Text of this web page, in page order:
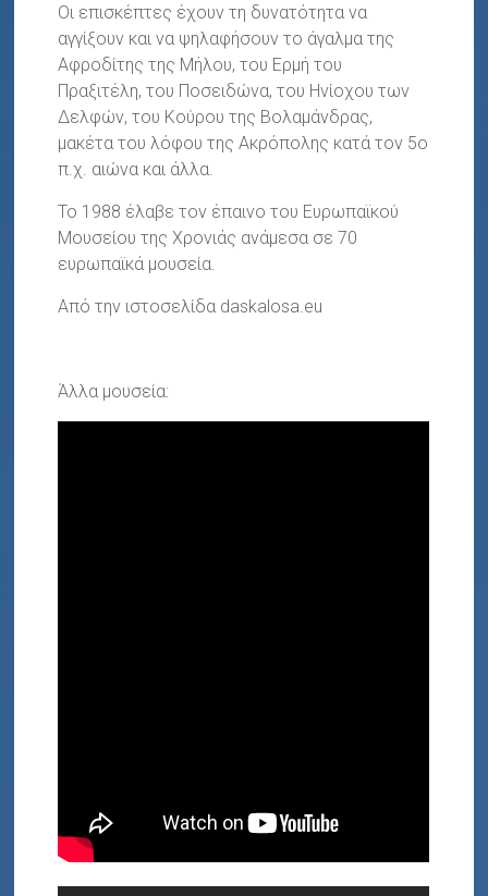
Οι επισκέπτες έχουν τη δυνατότητα να
αγγίξουν και να ψηλαφήσουντο άγαλμα της
Αφροδίτης της Μήλου, του Ερμή του
Πραξιτέλη, του Ποσειδώνα, του Ηνίοχου των
Δελφών, του Κούρου της Βολαμάνδρας,
μακέτα του λόφου της Ακρόπολης κατά τον 5ο
π.χ. αιώνα και άλλα.
Το 1988 έλαβε τον έπαινο του Ευρωπαϊκού
Μουσείου της Χρονιάς ανάμεσα σε 70
ευρωπαϊκά μουσεία.
Από την ιστοσελίδα daskalosa.eu
Άλλα μουσεία: